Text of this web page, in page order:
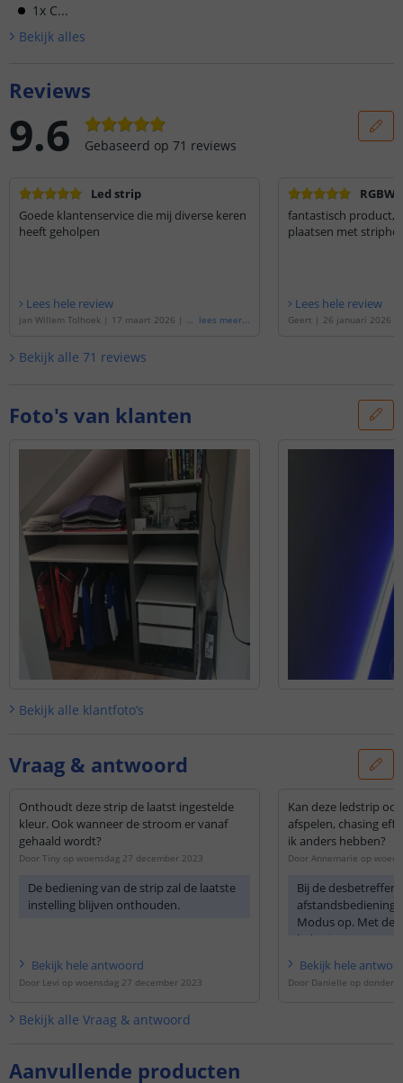
1x C...
Bekijk alles
Aanvullende producten
Reviews
9.6 Gebaseerd op 71 reviews
Led strip
Goede klantenservice die mij diverse keren
heeft geholpen
Lees hele review
jan Willem Tolhoek | 17 maart 2026 | Ge lees meer...
fantastisch product,
plaatsen met
Lees hele review
Geert | 26 januari 2026
Bekijk alle 71 reviews
Foto's van klanten
Bekijk alle klantfoto’s
Vraag & antwoord
Onthoudt deze strip de laatst ingestelde
kleur. Ook wanneer de stroom er vanaf
gehaald wordt?
Door Tiny op woensdag 27 december 2023
De bediening van de strip zal de laatste
instelling blijven onthouden.
Bekijk hele antwoord
Door Levi op woensdag 27 december 2023
Kan deze ledstrip
afspelen, chasing
ik anders hebben?
Door Annemarie op
Bij de
Modus op. Met
ledstrip in een
branden.
Bekijk hele
Door Danielle op
Bekijk alle Vraag & antwoord